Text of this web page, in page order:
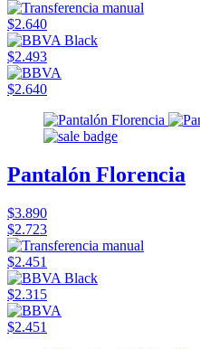
$2.640
$2.493
$2.640
Pantalón Florencia
$3.890
$2.723
$2.451
$2.315
$2.451